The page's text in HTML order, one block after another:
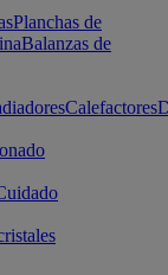
Planchas de
Balanzas de
Calefactores